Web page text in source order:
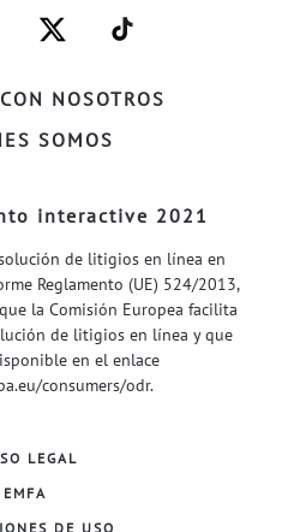
NOSOTROS
SOMOS
–
TWITTER–
–
WELIFE–
interactive 2021
de litigios en línea en
Reglamento (UE) 524/2013,
la Comisión Europea facilita
de litigios en línea y que
en el enlace
consumers/odr.
LEGAL
EMFA
DE USO